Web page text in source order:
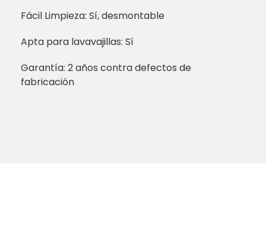
Fácil Limpieza: Sí, desmontable
Apta para lavavajillas: Sí
Garantía: 2 años contra defectos de
fabricación